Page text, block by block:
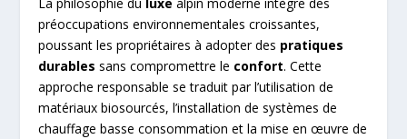
préoccupations environnementales croissantes,
poussant les propriétaires à adopter des pratiques
durables sans compromettre le confort. Cette
approche responsable se traduit par l’utilisation de
matériaux biosourcés, l’installation de systèmes de
chauffage basse consommation et la mise en œuvre de